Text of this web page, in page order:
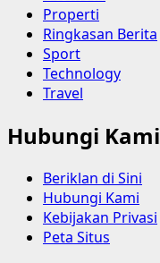
Properti
Ringkasan Berita
Sport
Technology
Travel
Hubungi Kami
Beriklan di Sini
Hubungi Kami
Kebijakan Privasi
Peta Situs